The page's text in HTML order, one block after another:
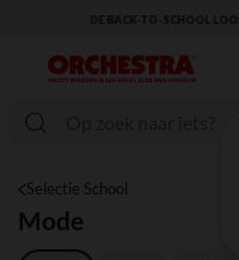
KLAAR VOOR DE TERUGKEER
Selectie School
Mode